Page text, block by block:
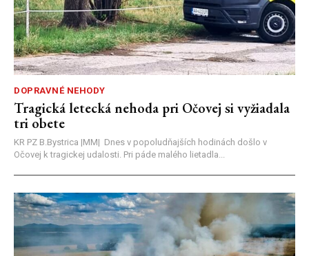
DOPRAVNÉ NEHODY
Tragická letecká nehoda pri Očovej si vyžiadala
tri obete
KR PZ B.Bystrica |MM| Dnes v popoludňajších hodinách došlo v
Očovej k tragickej udalosti. Pri páde malého lietadla...